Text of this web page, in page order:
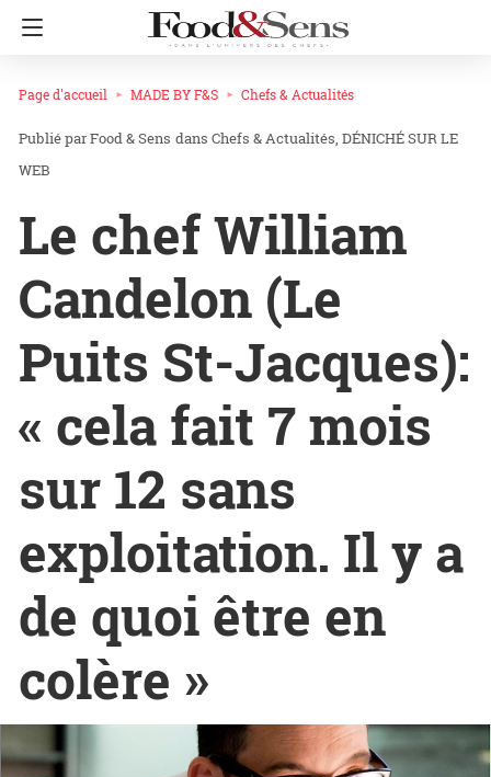
Page d'accueil MADE BY F&S Chefs & Actualités
Food & Sens dans Chefs & Actualités DÉNICHÉ SUR LE
WEB
Le chef William
Candelon (Le
Puits St-Jacques):
« cela fait 7 mois
sur 12 sans
exploitation. Il y a
de quoi être en
colère »